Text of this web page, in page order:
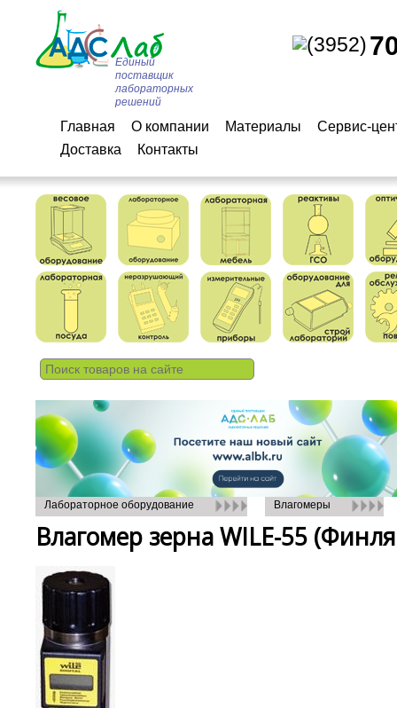
(3952)
Единый
поставщик
лабораторных
решений
Главная О компании Материалы
Сервис-
Доставка
Контакты
Лабораторное оборудование Влагомеры
Влагомер зерна WILE-55